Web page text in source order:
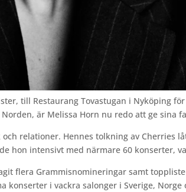
till Restaurang Tovastugan i Nyköping
är Melissa Horn nu redo att ge sina
relationer. Hennes tolkning av Cherries
hon intensivt med närmare 60 konserter,
flera Grammisnomineringar samt
i vackra salonger i Sverige, Norge